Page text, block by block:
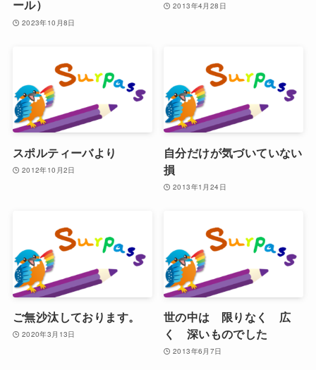
ール）
2023年10月8日
2013年4月28日
スポルティーバより
2012年10月2日
自分だけが気づいていない
損
2013年1月24日
ご無沙汰しております。
2020年3月13日
世の中は 限りなく 広
く 深いものでした
2013年6月7日